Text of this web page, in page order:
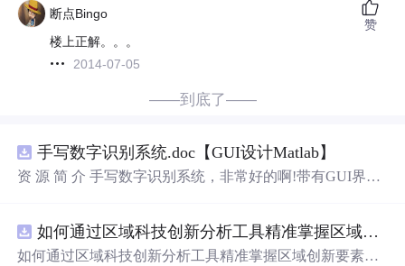
断点Bingo
楼上正解。。。
2014-07-05
赞
——到底了——
手写数字识别系统.doc【GUI设计Matlab】
资 源 简 介 手写数字识别系统，非常好的啊!带有GUI界
带有直观的图形用户界面（GUI），非常容易使用。你只
需要将手写数字输入系统，它将立即给出准确的识别结
如何通过区域科技创新分析工具精准掌握区域创新要素分布与产业链融合现状？.docx
如何通过区域科技创新分析工具精准掌握区域创新要素分